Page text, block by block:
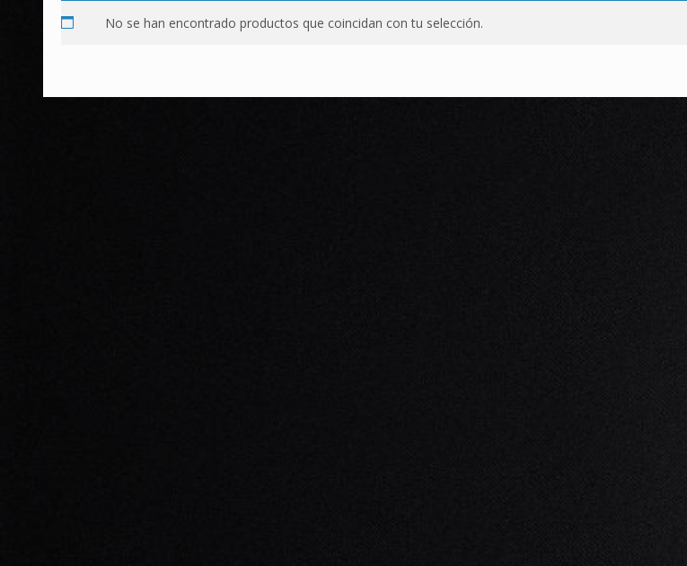
No se han encontrado productos que coincidan con tu selección.